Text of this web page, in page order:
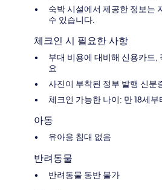
숙박 시설에서 제공한 정보는
수 있습니다.
체크인 시 필요한 사항
부대 비용에 대비해 신용카드,
요
사진이 부착된 정부 발행 신분
체크인 가능한 나이: 만 18세부
아동
유아용 침대 없음
반려동물
반려동물 동반 불가